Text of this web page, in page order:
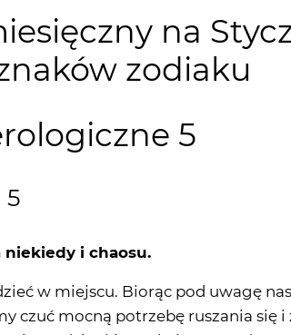
na
zodiaku
5
5
niekiedy i chaosu.
w miejscu. Biorąc pod uwagę
czuć mocną potrzebę ruszania się